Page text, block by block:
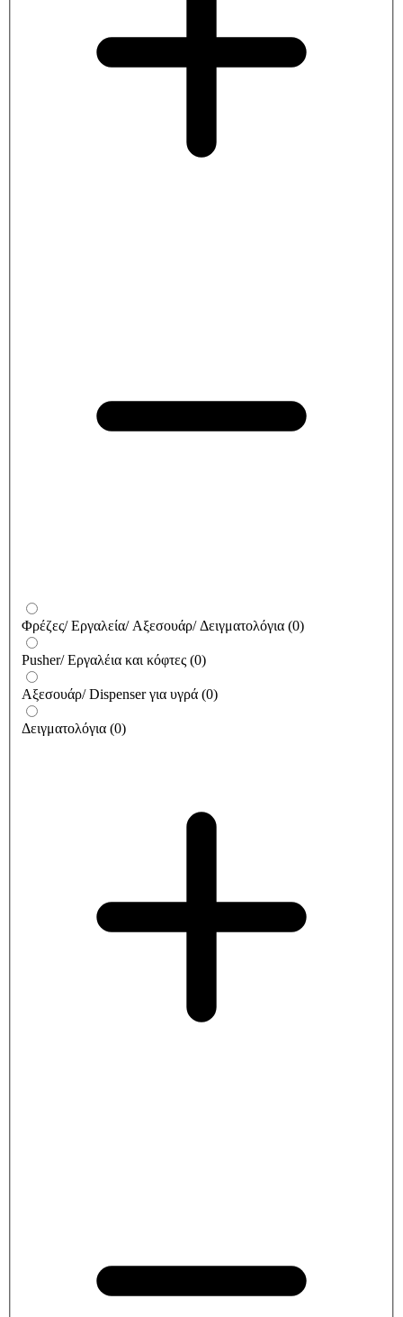
Φρέζες/ Εργαλεία/ Αξεσουάρ/ Δειγματολόγια (0)
Pusher/ Εργαλέια και κόφτες (0)
Αξεσουάρ/ Dispenser για υγρά (0)
Δειγματολόγια (0)